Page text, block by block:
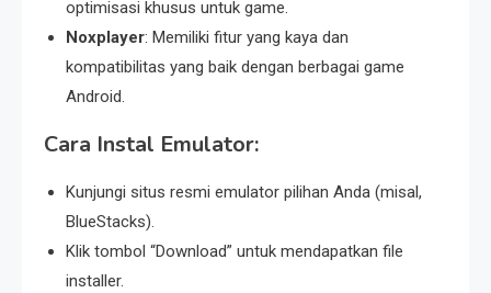
optimisasi khusus untuk game.
Noxplayer: Memiliki fitur yang kaya dan
kompatibilitas yang baik dengan berbagai game
Android.
Cara Instal Emulator:
Kunjungi situs resmi emulator pilihan Anda (misal,
BlueStacks).
Klik tombol “Download” untuk mendapatkan file
installer.